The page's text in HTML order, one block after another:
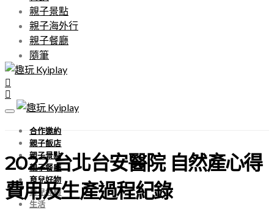
親子景點
親子海外行
親子餐廳
隨筆
合作邀約
親子飯店
親子景點
親子餐廳
育兒好物
育兒經驗
生活
2022 台北台安醫院 自然產心得
費用及生產過程紀錄